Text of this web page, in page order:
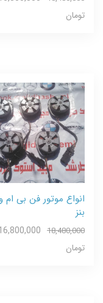
تومان
انواع موتور فن بی ام
بنز
18,480,000
تومان